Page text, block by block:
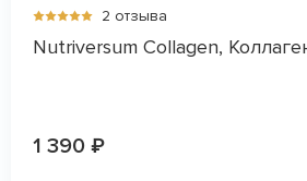
2 отзыва
Nutriversum Collagen,
1 390 ₽